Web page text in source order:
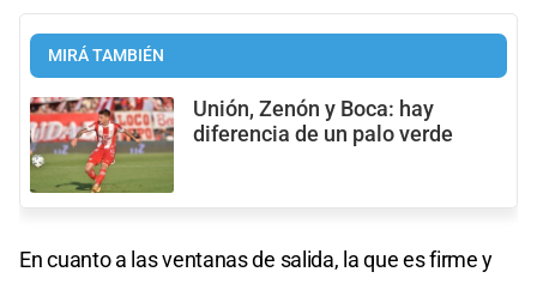
MIRÁ TAMBIÉN
Unión, Zenón y Boca: hay
diferencia de un palo verde
En cuanto a las ventanas de salida, la que es firme y